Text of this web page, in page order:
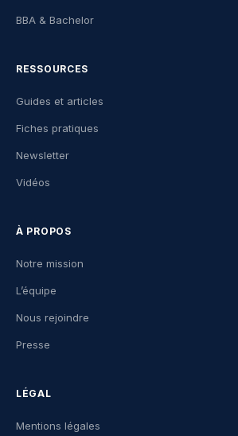
BBA & Bachelor
RESSOURCES
Guides et articles
Fiches pratiques
Newsletter
Vidéos
À PROPOS
Notre mission
L’équipe
Nous rejoindre
Presse
LÉGAL
Mentions légales